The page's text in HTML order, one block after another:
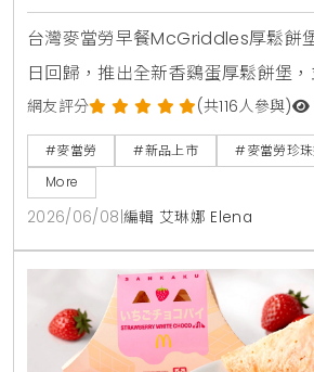
台灣麥當勞早餐McGriddles厚鬆餅
日回歸，推出全新香鷄蛋厚鬆餅堡，
買。社群人氣冰品珍珠奶茶冰炫風同
販售時間與價格品項快來看。
網友評分 (共116人參與)
#麥當勞 #新品上市
#麥當勞珍
More
2026/06/08 編輯 艾琳娜 Elena